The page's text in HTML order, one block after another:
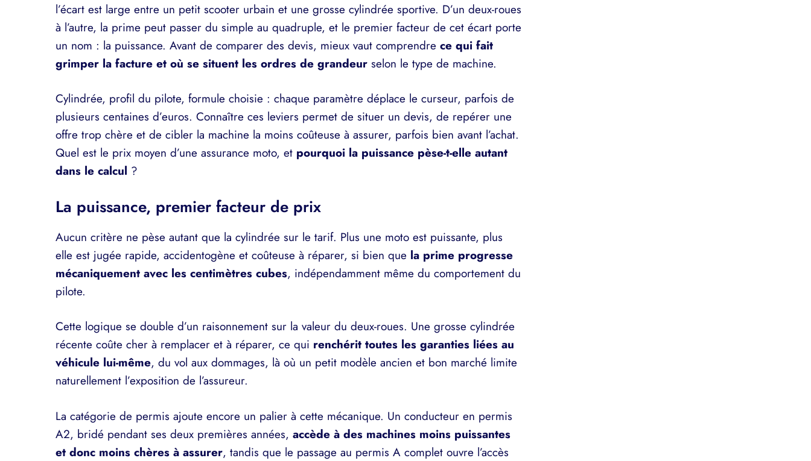
l’écart est large entre un petit scooter urbain et une grosse cylindrée sportive. D’un deux-roues
à l’autre, la prime peut passer du simple au quadruple, et le premier facteur de cet écart porte
un nom : la puissance. Avant de comparer des devis, mieux vaut comprendre ce qui fait
grimper la facture et où se situent les ordres de grandeur selon le type de machine.
Cylindrée, profil du pilote, formule choisie : chaque paramètre déplace le curseur, parfois de
plusieurs centaines d’euros. Connaître ces leviers permet de situer un devis, de repérer une
offre trop chère et de cibler la machine la moins coûteuse à assurer, parfois bien avant l’achat.
Quel est le prix moyen d’une assurance moto, et pourquoi la puissance pèse-t-elle autant
dans le calcul ?
La puissance, premier facteur de prix
Aucun critère ne pèse autant que la cylindrée sur le tarif. Plus une moto est puissante, plus
elle est jugée rapide, accidentogène et coûteuse à réparer, si bien que la prime progresse
mécaniquement avec les centimètres cubes, indépendamment même du comportement du
pilote.
Cette logique se double d’un raisonnement sur la valeur du deux-roues. Une grosse cylindrée
récente coûte cher à remplacer et à réparer, ce qui renchérit toutes les garanties liées au
véhicule lui-même, du vol aux dommages, là où un petit modèle ancien et bon marché limite
naturellement l’exposition de l’assureur.
La catégorie de permis ajoute encore un palier à cette mécanique. Un conducteur en permis
A2, bridé pendant ses deux premières années, accède à des machines moins puissantes
et donc moins chères à assurer, tandis que le passage au permis A complet ouvre l’accès